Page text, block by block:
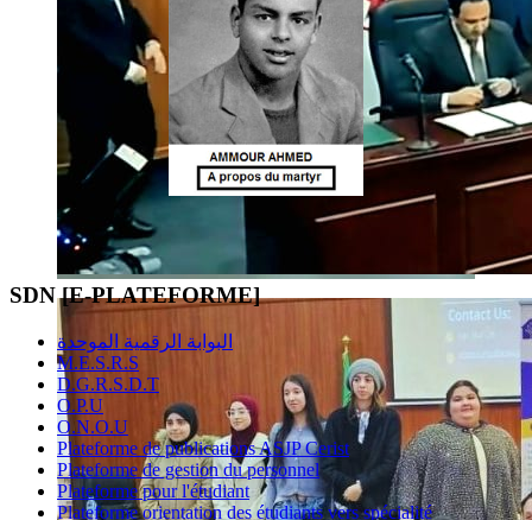
SDN [E-PLATEFORME]
البوابة الرقمية الموحدة
M.E.S.R.S
D.G.R.S.D.T
O.P.U
O.N.O.U
Plateforme de publications ASJP Cerist
Plateforme de gestion du personnel
Plateforme pour l'étudiant
Plateforme orientation des étudiants vers spécialité